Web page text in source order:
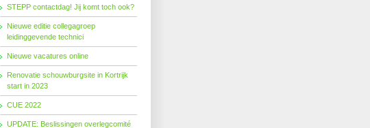
STEPP contactdag! Jij komt toch ook?
Nieuwe editie collegagroep
leidinggevende technici
Nieuwe vacatures online
Renovatie schouwburgsite in Kortrijk
start in 2023
CUE 2022
UPDATE: Beslissingen overlegcomité